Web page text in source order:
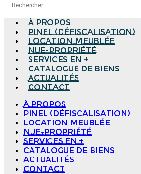
à propos
Pinel (Défiscalisation)
Location meublée
Nue-propriété
Services en +
Catalogue de biens
Actualités
Contact
à propos
Pinel (Défiscalisation)
Location meublée
Nue-propriété
Services en +
Catalogue de biens
Actualités
Contact